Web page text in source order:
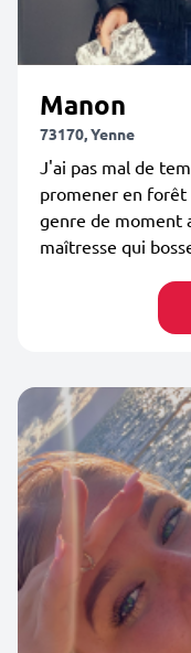
Manon
73170, Yenne
J'ai pas mal de
promener en forêt
genre de moment
maîtresse qui